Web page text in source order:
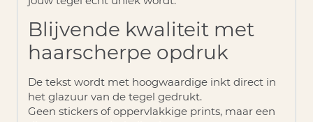
Blijvende kwaliteit met
haarscherpe opdruk
De tekst wordt met hoogwaardige inkt direct in
het glazuur van de tegel gedrukt.
Geen stickers of oppervlakkige prints, maar een